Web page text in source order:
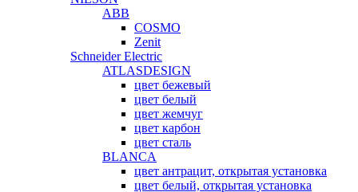
ABB
COSMO
Zenit
Schneider Electric
ATLASDESIGN
цвет бежевый
цвет белый
цвет жемчуг
цвет карбон
цвет сталь
BLANCA
цвет антрацит, открытая установка
цвет белый, открытая установка